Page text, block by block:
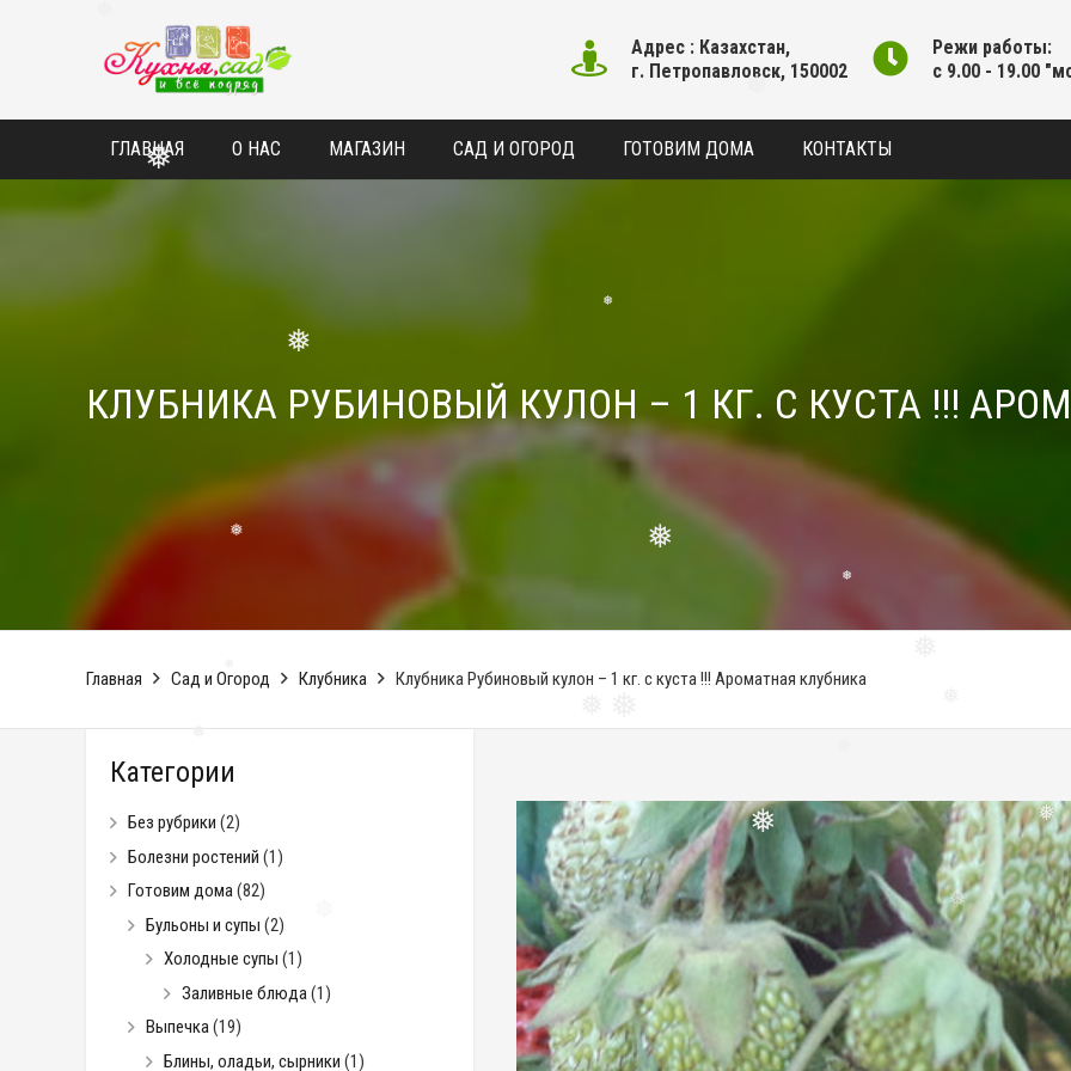
❅
❅ ❅
❅
❅
❅
❅
❅
❅
❅
❅
❅
❅
Адрес : Казахстан,
г. Петропавловск, 150002
Режи работы:
с 9.00 - 19.00
ГЛАВНАЯ О НАС МАГАЗИН САД И ОГОРОД ГОТОВИМ ДОМА КОНТАКТЫ
КЛУБНИКА РУБИНОВЫЙ КУЛОН – 1 КГ. С КУСТА !!!
Главная Сад и Огород Клубника Клубника Рубиновый кулон – 1 кг. с куста !!! Ароматная клубника
Категории
Без рубрики (2)
Болезни ростений (1)
Готовим дома(82)
Бульоны и супы (2)
Холодные супы (1)
Заливные блюда (1)
Выпечка(19)
Блины, оладьи, сырники (1)